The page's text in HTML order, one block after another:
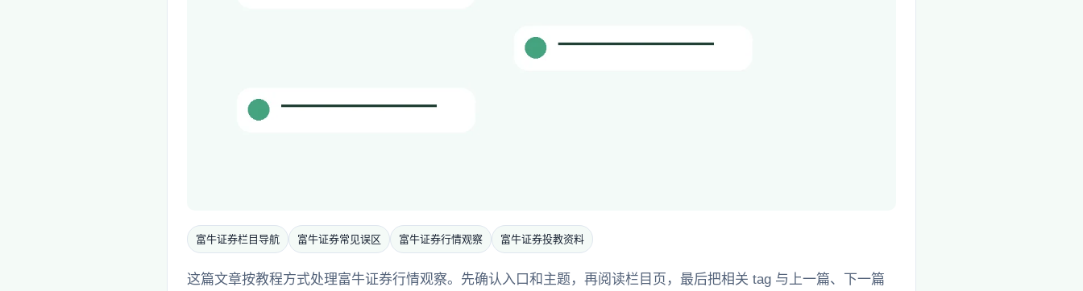
富牛证券栏目导航 富牛证券常见误区 富牛证券行情观察 富牛证券投教资料
这篇文章按教程方式处理富牛证券行情观察。先确认入口和主题，再阅读栏目页，最后把相关 tag 与上一篇、下一篇